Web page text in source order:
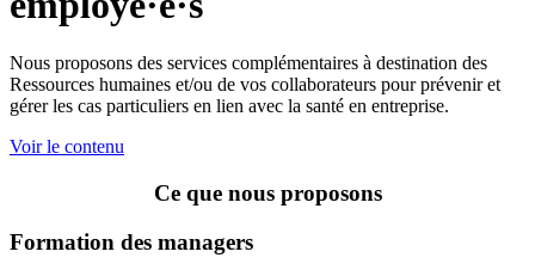
Nous proposons des services complémentaires à destination des
Ressources humaines et/ou de vos collaborateurs pour prévenir et
gérer les cas particuliers en lien avec la santé en entreprise.
Voir le contenu
Ce que nous proposons
Formation des managers